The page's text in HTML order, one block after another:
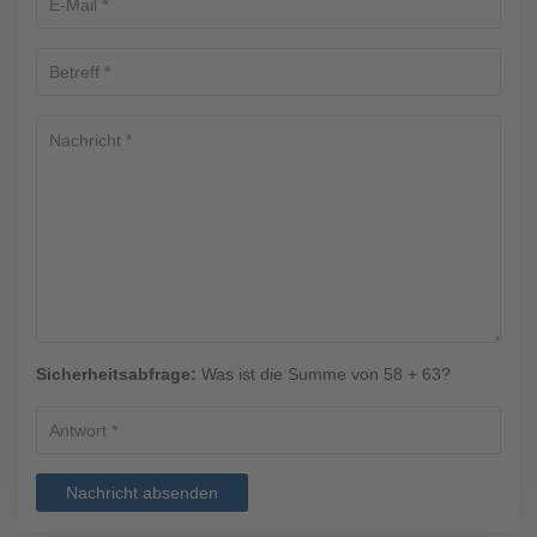
Sicherheitsabfrage: Was ist die Summe von 58 + 63?
Nachricht absenden